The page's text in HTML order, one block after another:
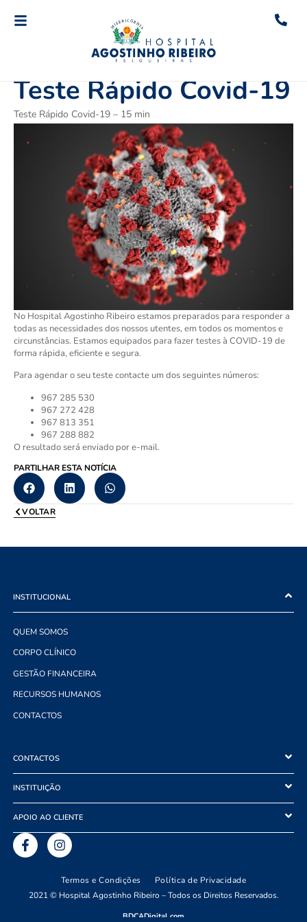
Teste Rápido Covid-19
Teste Rápido Covid-19 – 15 min
No Hospital Agostinho Ribeiro estamos preparados para responder a
todas as necessidades dos nossos utentes, em todos os momentos e
circunstâncias. Estamos equipados para fazer testes à COVID-19 de
forma rápida, eficiente e segura.
Para agendar o seu teste contacte um dos seguintes números:
967 285 530
967 272 428
967 813 351
967 288 882
O resultado será enviado por e-mail.
PARTILHAR ESTA NOTÍCIA
VOLTAR
INSTITUCIONAL
QUEM SOMOS
CORPO CLÍNICO
GESTÃO FINANCEIRA
RECURSOS HUMANOS
CONTACTOS
CONTACTOS
INSTITUIÇÃO
APOIO AO CLIENTE
Termos e Condições
Política de Privacidade
2021 © Hospital Agostinho Ribeiro – Todos os Direitos Reservados.
BDCADigital.com